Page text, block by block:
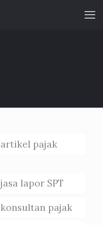
artikel pajak
jasa lapor SPT
konsultan pajak